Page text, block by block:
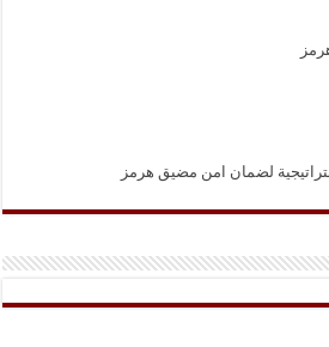
لضمان امن مضيق هرمز